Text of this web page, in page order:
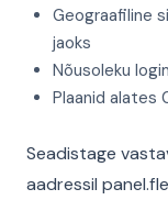
Geograafiline
jaoks
Nõusoleku
Plaanid alates
Seadistage
aadressil